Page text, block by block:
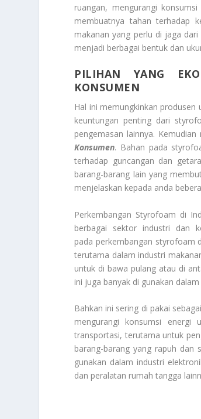
ruangan, mengurangi
membuatnya tahan terhadap
makanan yang perlu di jaga
menjadi berbagai bentuk dan
PILIHAN YANG
KONSUMEN
Hal ini memungkinkan
keuntungan penting dari
pengemasan lainnya.
Konsumen. Bahan pada
terhadap guncangan dan
barang-barang lain yang
menjelaskan kepada anda
Perkembangan Styrofoam di
berbagai sektor industri dan
pada perkembangan styrofoam
terutama dalam industri
untuk di bawa pulang atau di
ini juga banyak di gunakan
Bahkan ini sering di pakai
mengurangi konsumsi energi
transportasi, terutama untuk
barang-barang yang rapuh dan
gunakan dalam industri
dan peralatan rumah tangga